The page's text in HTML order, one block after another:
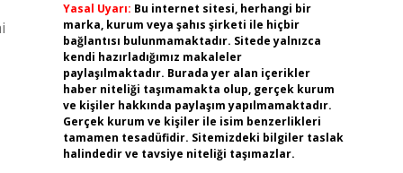
Yasal Uyarı: Bu internet sitesi, herhangi bir
marka, kurum veya şahıs şirketi ile hiçbir
bağlantısı bulunmamaktadır. Sitede yalnızca
kendi hazırladığımız makaleler
paylaşılmaktadır. Burada yer alan içerikler
haber niteliği taşımamakta olup, gerçek kurum
ve kişiler hakkında paylaşım yapılmamaktadır.
Gerçek kurum ve kişiler ile isim benzerlikleri
tamamen tesadüfidir. Sitemizdeki bilgiler taslak
halindedir ve tavsiye niteliği taşımazlar.